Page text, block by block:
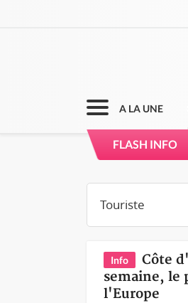
A LA UNE
FLASH INFO
Info
Côte
semaine, le
l'Europe